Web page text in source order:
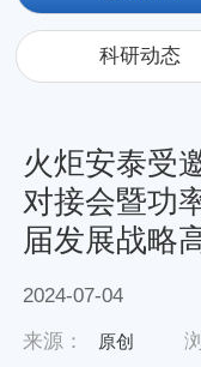
科研动态
火炬安泰受
对接会暨功
届发展战略
2024-07-04
来源： 原创